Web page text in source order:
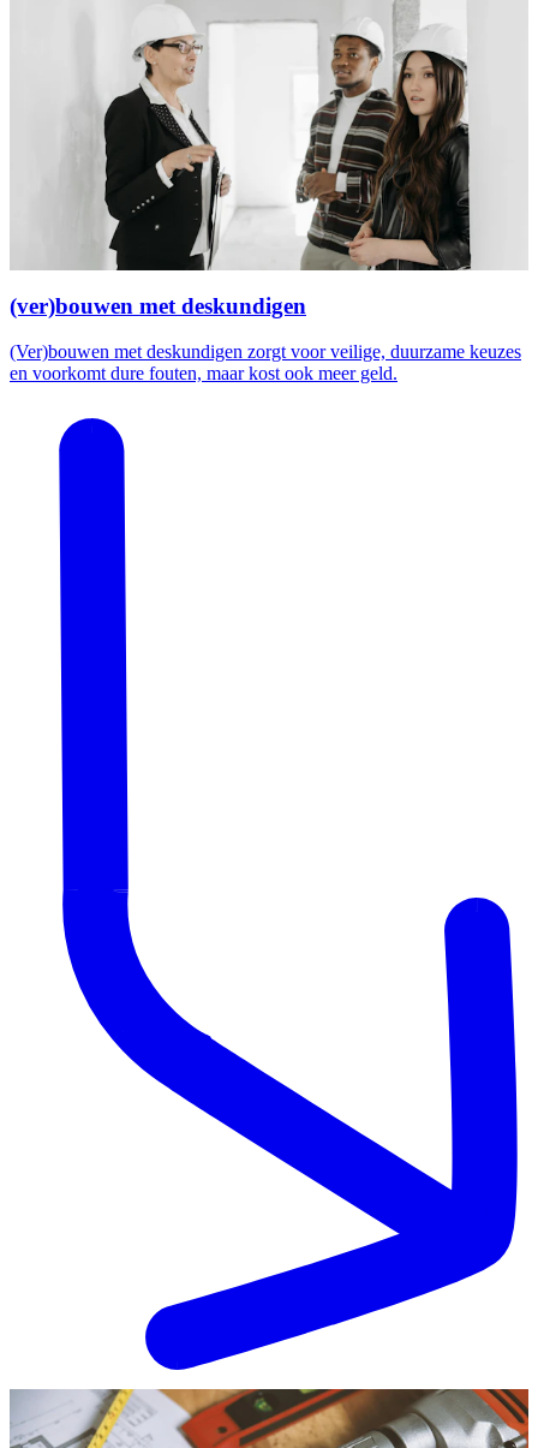
(ver)bouwen met deskundigen
(Ver)bouwen met deskundigen zorgt voor veilige, duurzame keuzes
en voorkomt dure fouten, maar kost ook meer geld.